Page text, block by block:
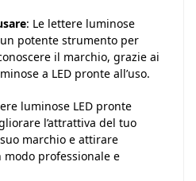
: Le lettere luminose
potente strumento per
il marchio, grazie ai
a LED pronte all’uso.
luminose LED pronte
l’attrattiva del tuo
marchio e attirare
modo professionale e